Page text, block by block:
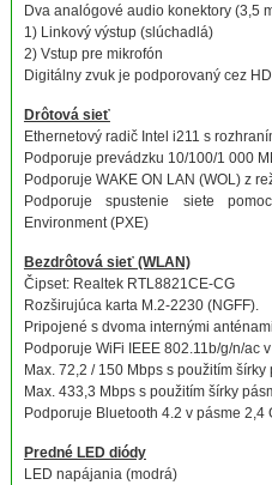
Dva analógové audio konektory (3,5
1) Linkový výstup (slúchadlá)
2) Vstup pre mikrofón
Digitálny zvuk je podporovaný cez
Drôtová sieť
Ethernetový radič Intel i211 s
Podporuje prevádzku 10/100/1 000
Podporuje WAKE ON LAN (WOL) z
Podporuje spustenie siete
Environment (PXE)
Bezdrôtová sieť (WLAN)
Čipset: Realtek RTL8821CE-CG
Rozširujúca karta M.2-2230 (NGFF).
Pripojené s dvoma internými
Podporuje WiFi IEEE 802.11b/g/n/ac
Max. 72,2 / 150 Mbps s použitím
Max. 433,3 Mbps s použitím šírky
Podporuje Bluetooth 4.2 v pásme 2,4
Predné LED diódy
LED napájania (modrá)